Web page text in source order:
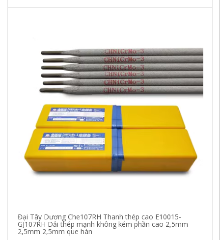
Đại Tây Dương Che107RH Thanh thép cao E10015-
GJ107RH Dải thép mạnh không kém phần cao 2,5mm
2,5mm 2,5mm que hàn